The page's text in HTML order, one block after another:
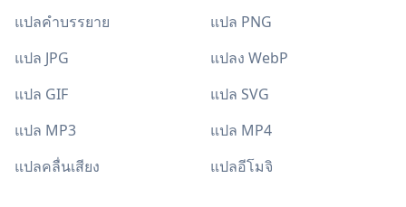
แปลคำบรรยาย
แปล PNG
แปล JPG
แปลง WebP
แปล GIF
แปล SVG
แปล MP3
แปล MP4
แปลคลื่นเสียง
แปลอีโมจิ